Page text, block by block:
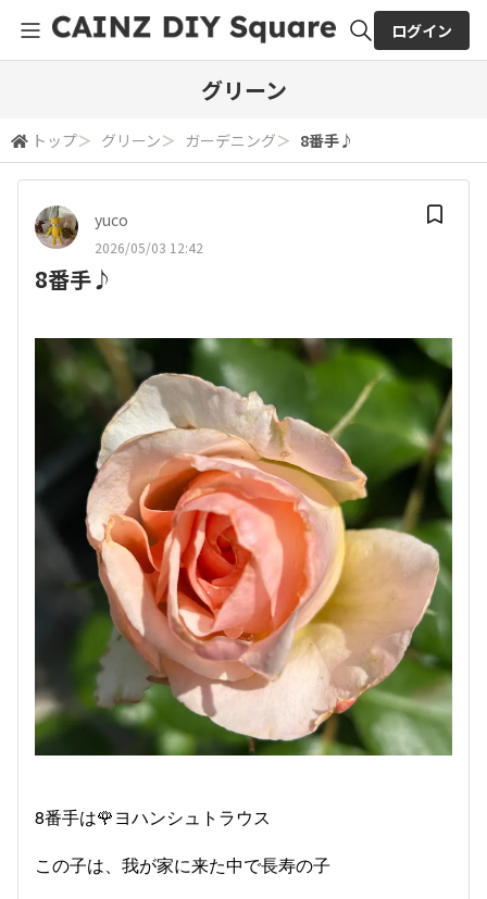
検索
ログイン
グリーン
トップ＞ グリーン＞ ガーデニング＞ 8番手♪
yuco
2026/05/03 12:42
8番手♪
8番手は🌹ヨハンシュトラウス
この子は、我が家に来た中で長寿の子